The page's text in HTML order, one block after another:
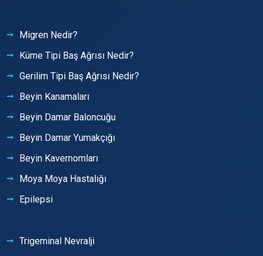
Migren Nedir?
Küme Tipi Baş Ağrısı Nedir?
Gerilim Tipi Baş Ağrısı Nedir?
Beyin Kanamaları
Beyin Damar Baloncuğu
Beyin Damar Yumakçığı
Beyin Kavernomları
Moya Moya Hastalığı
Epilepsi
Trigeminal Nevralji